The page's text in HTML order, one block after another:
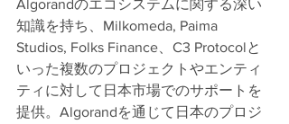
Algorandのエコシステムに関する深い
知識を持ち、Milkomeda, Paima
Studios, Folks Finance、C3 Protocolと
いった複数のプロジェクトやエンティ
ティに対して日本市場でのサポートを
提供。Algorandを通じて日本のプロジ